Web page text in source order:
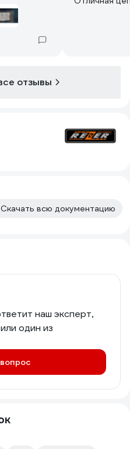
отзывы
Скачать всю документацию
наш эксперт,
один из